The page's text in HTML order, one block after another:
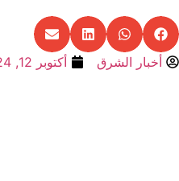
أخبار الشرق أكتوبر 12, 2024